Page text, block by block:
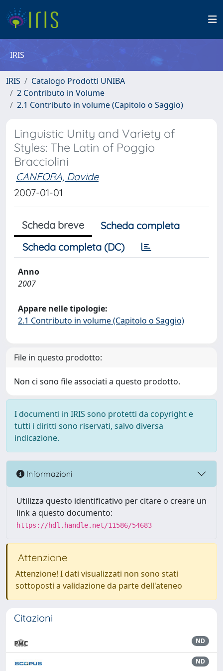
IRIS
IRIS
Catalogo Prodotti UNIBA
2 Contributo in Volume
2.1 Contributo in volume (Capitolo o Saggio)
Linguistic Unity and Variety of
Styles: The Latin of Poggio
Bracciolini
CANFORA, Davide
2007-01-01
Scheda breve
Scheda completa
Scheda completa (DC)
Anno
2007
Appare nelle tipologie:
2.1 Contributo in volume (Capitolo o Saggio)
File in questo prodotto:
Non ci sono file associati a questo prodotto.
I documenti in IRIS sono protetti da copyright e
tutti i diritti sono riservati, salvo diversa
indicazione.
Informazioni
Utilizza questo identificativo per citare o creare un
link a questo documento:
https://hdl.handle.net/11586/54683
Attenzione
Attenzione! I dati visualizzati non sono stati
sottoposti a validazione da parte dell'ateneo
Citazioni
ND
ND